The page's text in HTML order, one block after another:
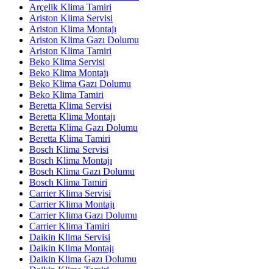
Arçelik Klima Tamiri
Ariston Klima Servisi
Ariston Klima Montajı
Ariston Klima Gazı Dolumu
Ariston Klima Tamiri
Beko Klima Servisi
Beko Klima Montajı
Beko Klima Gazı Dolumu
Beko Klima Tamiri
Beretta Klima Servisi
Beretta Klima Montajı
Beretta Klima Gazı Dolumu
Beretta Klima Tamiri
Bosch Klima Servisi
Bosch Klima Montajı
Bosch Klima Gazı Dolumu
Bosch Klima Tamiri
Carrier Klima Servisi
Carrier Klima Montajı
Carrier Klima Gazı Dolumu
Carrier Klima Tamiri
Daikin Klima Servisi
Daikin Klima Montajı
Daikin Klima Gazı Dolumu